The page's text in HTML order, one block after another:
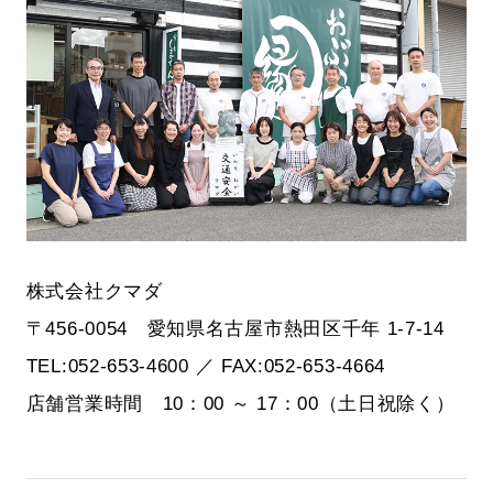
株式会社クマダ
〒456-0054 愛知県名古屋市熱田区千年 1-7-14
TEL:052-653-4600 ／ FAX:052-653-4664
店舗営業時間 10：00 ～ 17：00（土日祝除く）